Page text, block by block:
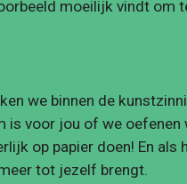
moeilijk vindt om
we binnen de
is voor jou of we
op papier doen! En als
tot jezelf brengt.